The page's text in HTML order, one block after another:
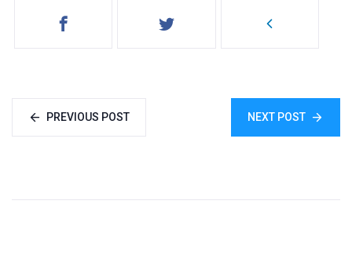
PREVIOUS POST NEXT POST